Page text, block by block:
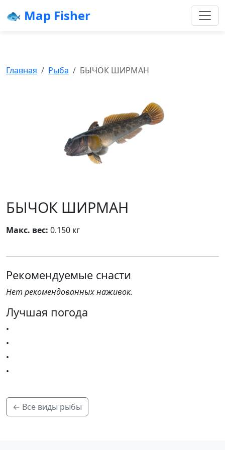
🐟 Map Fisher
Главная Рыба БЫЧОК ШИРМАН
БЫЧОК ШИРМАН
Макс. вес: 0.150 кг
Рекомендуемые снасти
Нет рекомендованных наживок.
Лучшая погода
•
•
•
•
← Все виды рыбы